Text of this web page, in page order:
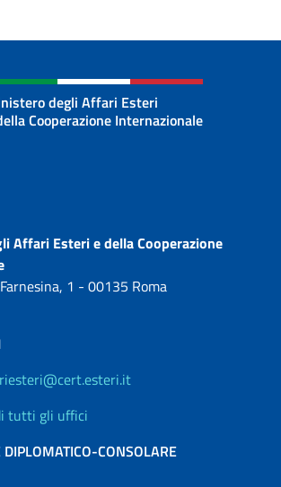
degli Affari Esteri
Cooperazione Internazionale
Affari Esteri e della Cooperazione
1 - 00135 Roma
tutti gli uffici
DIPLOMATICO-CONSOLARE